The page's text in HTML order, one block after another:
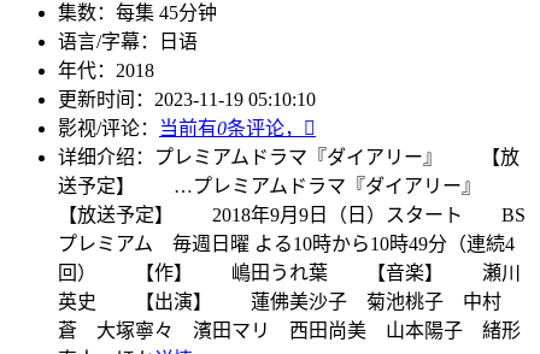
集数： 每集 45分钟
语言/字幕：
日语
年代： 2018
更新时间： 2023-11-19 05:10:10
影视/评论：
当前有0条评论，

详细介绍：
プレミアムドラマ『ダイアリー』 【放
送予定】 …プレミアムドラマ『ダイアリー』
【放送予定】 2018年9月9日（日）スタート BS
プレミアム 毎週日曜 よる10時から10時49分（連続4
回） 【作】 嶋田うれ葉 【音楽】 瀬川
英史 【出演】 蓮佛美沙子 菊池桃子 中村
蒼 大塚寧々 濱田マリ 西田尚美 山本陽子 緒形